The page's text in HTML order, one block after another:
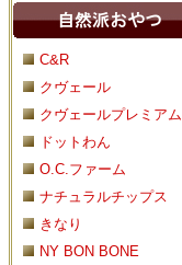
C&R
クヴェール
クヴェールプレミアム
ドットわん
O.C.ファーム
ナチュラルチップス
きなり
NY BON BONE